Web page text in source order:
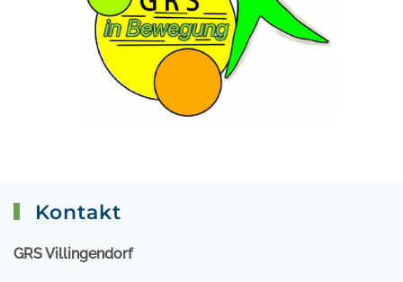
Kontakt
GRS Villingendorf